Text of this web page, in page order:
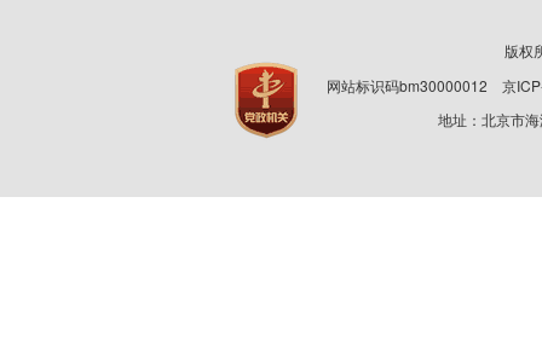
版权
网站标识码bm30000012 京
地址：北京市